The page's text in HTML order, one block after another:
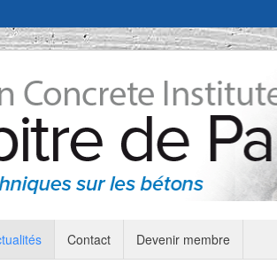
Contact Devenir membre